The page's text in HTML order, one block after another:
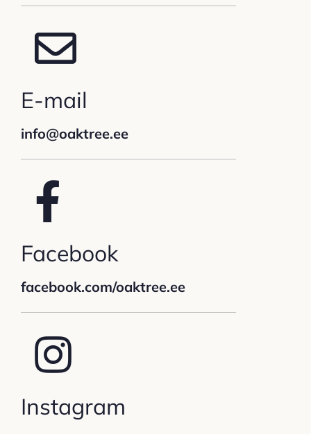
E-mail
info@oaktree.ee
Facebook
facebook.com/oaktree.ee
Instagram